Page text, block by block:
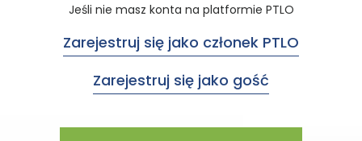
Jeśli nie masz konta na platformie PTLO
Zarejestruj się jako członek PTLO
Zarejestruj się jako gość